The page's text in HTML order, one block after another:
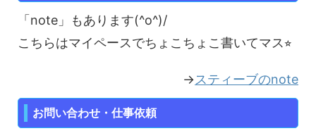
「note」もあります(^o^)/
こちらはマイペースでちょこちょこ書いてマス⭐︎
→スティーブのnote
お問い合わせ・仕事依頼